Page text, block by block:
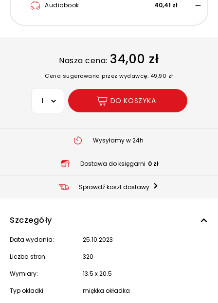
Audiobook 40,41 zł
Nasza cena: 34,00 zł
Cena sugerowana przez wydawcę: 49,90 zł
Wybierz opcję
DO KOSZYKA
Wysyłamy w 24h
Dostawa do księgarni 0 zł
Sprawdź koszt dostawy
Szczegóły
Data wydania: 25.10.2023
Liczba stron: 320
Wymiary: 13.5 x 20.5
Typ okładki: miękka okładka